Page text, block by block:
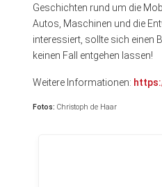
Geschichten rund um die
Autos, Maschinen und die
interessiert, sollte sich einen
keinen Fall entgehen lassen!
Weitere Informationen:
Fotos: Christoph de Haar